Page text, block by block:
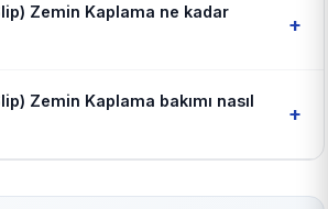
Zemin Kaplama ne kadar
+
Zemin Kaplama bakımı nasıl
+